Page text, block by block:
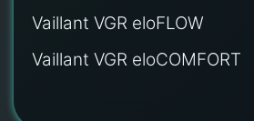
Vaillant VGR eloFLOW
Vaillant VGR eloCOMFORT